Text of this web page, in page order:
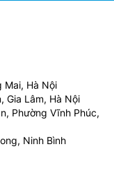
Mai, Hà Nội
Gia Lâm, Hà Nội
Phường Vĩnh Phúc,
Ninh Bình